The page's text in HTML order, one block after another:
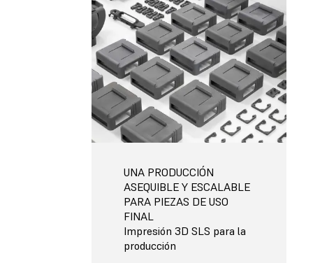
UNA PRODUCCIÓN
ASEQUIBLE Y ESCALABLE
PARA PIEZAS DE USO
FINAL
Impresión 3D SLS para la
producción